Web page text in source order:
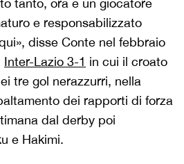
e responsabilizzato
disse Conte nel febbraio
Inter-Lazio 3-1 in cui il croato
tre gol nerazzurri, nella
dei rapporti di forza
dal derby poi
e Hakimi.